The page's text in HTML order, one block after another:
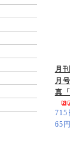
月
月
真
715
65